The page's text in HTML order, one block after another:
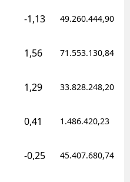
İzmir
Kars
Kırklareli
-1,13 49.260.444,90
1,56 71.553.130,84
1,29 33.828.248,20
0,41 1.486.420,23
-0,25 45.407.680,74